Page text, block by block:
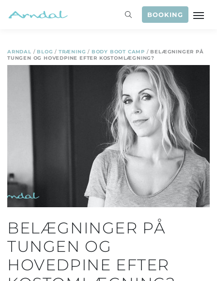
BOOKING
ARNDAL / BLOG / TRÆNING / BODY BOOT CAMP / BELÆGNINGER PÅ
TUNGEN OG HOVEDPINE EFTER KOSTOMLÆGNING?
BELÆGNINGER PÅ
TUNGEN OG
HOVEDPINE EFTER